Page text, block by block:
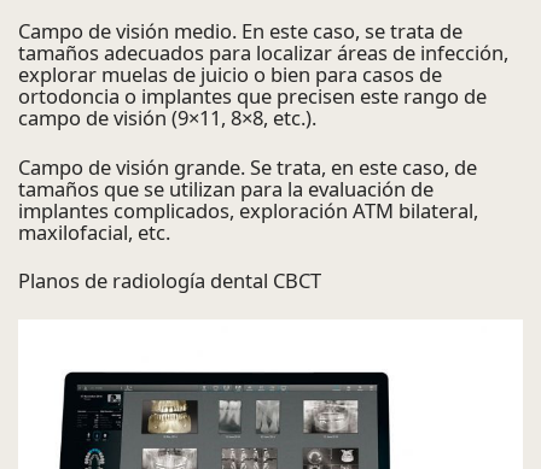
Campo de visión medio. En este caso, se trata de
tamaños adecuados para localizar áreas de infección,
explorar muelas de juicio o bien para casos de
ortodoncia o implantes que precisen este rango de
campo de visión (9×11, 8×8, etc.).
Campo de visión grande. Se trata, en este caso, de
tamaños que se utilizan para la evaluación de
implantes complicados, exploración ATM bilateral,
maxilofacial, etc.
Planos de radiología dental CBCT